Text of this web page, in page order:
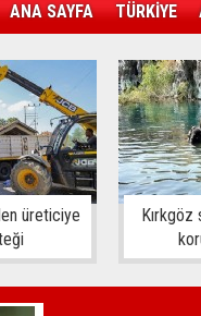
ANA SAYFA TÜRKİYE
GÜN'ÜN ÜRÜNÜ SAĞLIK
üreticiye
Kırkgöz